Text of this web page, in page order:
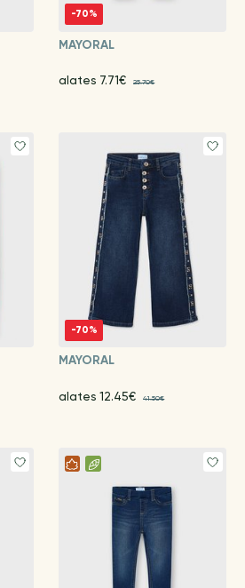
-70%
MAYORAL
alates 7.71€ 25.70€
-70%
MAYORAL
alates 12.45€ 41.50€